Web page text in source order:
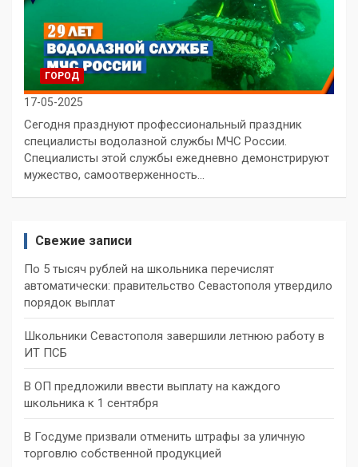
ГОРОД
17-05-2025
Сегодня празднуют профессиональный праздник
специалисты водолазной службы МЧС России.
Специалисты этой службы ежедневно демонстрируют
мужество, самоотверженность…
Свежие записи
По 5 тысяч рублей на школьника перечислят
автоматически: правительство Севастополя утвердило
порядок выплат
Школьники Севастополя завершили летнюю работу в
ИТ ПСБ
В ОП предложили ввести выплату на каждого
школьника к 1 сентября
В Госдуме призвали отменить штрафы за уличную
торговлю собственной продукцией